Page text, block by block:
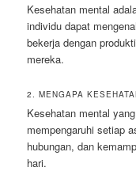
Kesehatan mental
individu dapat
bekerja dengan
mereka.
2. MENGAPA
Kesehatan mental
mempengaruhi setiap
hubungan, dan
hari.